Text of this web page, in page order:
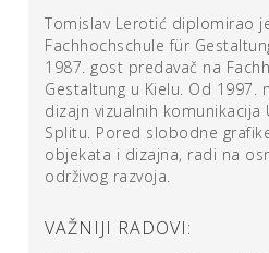
Tomislav Lerotić diplomirao
Fachhochschule für
1987. gost predavač na
Gestaltung u Kielu. Od 1997.
dizajn vizualnih
Splitu. Pored slobodne
objekata i dizajna, radi na
održivog razvoja.
VAŽNIJI RADOVI: